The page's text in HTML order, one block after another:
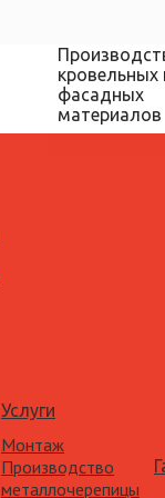
кровельных
фасадных
материалов
Услуги
Монтаж
Производство
металлочерепицы